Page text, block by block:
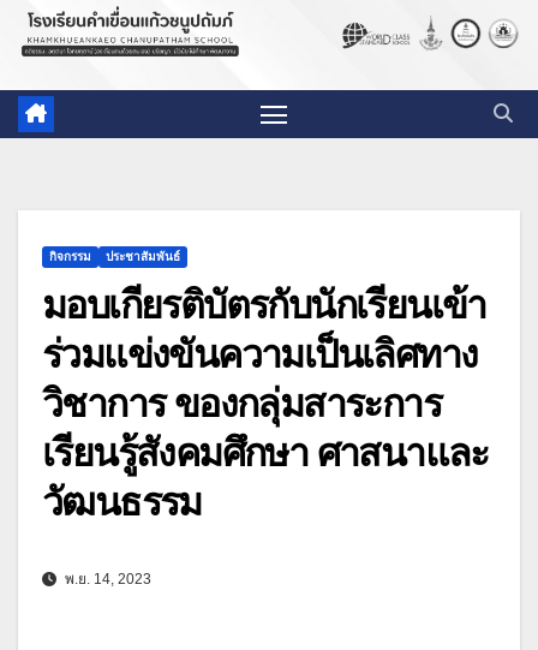
กิจกรรม ประชาสัมพันธ์
มอบเกียรติบัตรกับนักเรียนเข้า
ร่วมแข่งขันความเป็นเลิศทาง
วิชาการ ของกลุ่มสาระการ
เรียนรู้สังคมศึกษา ศาสนาและ
วัฒนธรรม
พ.ย. 14, 2023